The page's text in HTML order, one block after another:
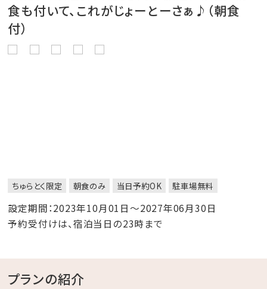
食も付いて、これがじょーとーさぁ♪（朝食
付）
ちゅらとく限定 朝食のみ 当日予約OK 駐車場無料
設定期間：2023年10月01日～2027年06月30日
予約受付けは、宿泊当日の23時まで
プランの紹介